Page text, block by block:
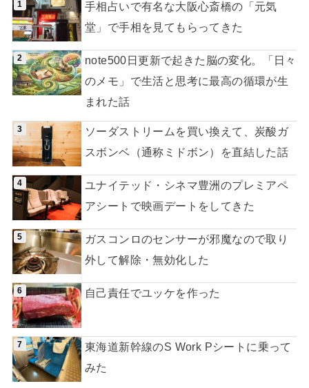
手相占いで有名な大阪心斎橋の「元気
堂」で手相を見てもらってきた
note500日更新で起きた脳の変化。「日々
のメモ」で生活と思考に最高の循環が生
まれた話
ソーダストリームを買い換えて、炭酸ガ
スボンベ（通称ミドボン）を直結した話
ユナイテッド・シネマ豊洲のプレミアペ
アシートで映画デートをしてきた
ガスコンロのセンサーが邪魔なので取り
外して解除・無効化した
自己責任でユッケを作った
東海道新幹線のS Work Pシートに乗って
みた